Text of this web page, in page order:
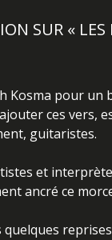
SUR « LES
Kosma pour un
ces vers,
guitaristes.
et
ancré ce